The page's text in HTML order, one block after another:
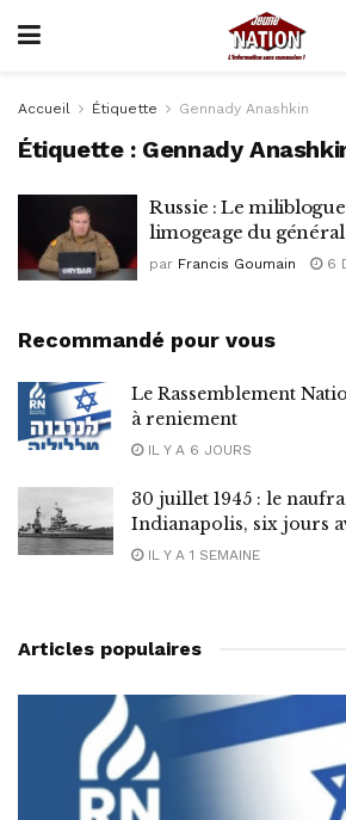
Accueil Étiquette Gennady Anashkin
Étiquette : Gennady
Russie : Le
limogeage du
par Francis Goumain 6
Recommandé pour vous
Le Rassemblement
à reniement
IL Y A 6 JOURS
30 juillet 1945 : le
Indianapolis, six jours
IL Y A 1 SEMAINE
Articles populaires